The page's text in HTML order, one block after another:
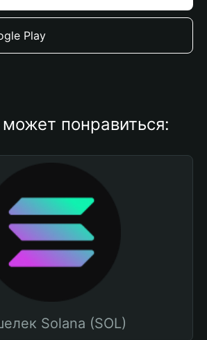
Play
понравиться:
Solana (SOL)